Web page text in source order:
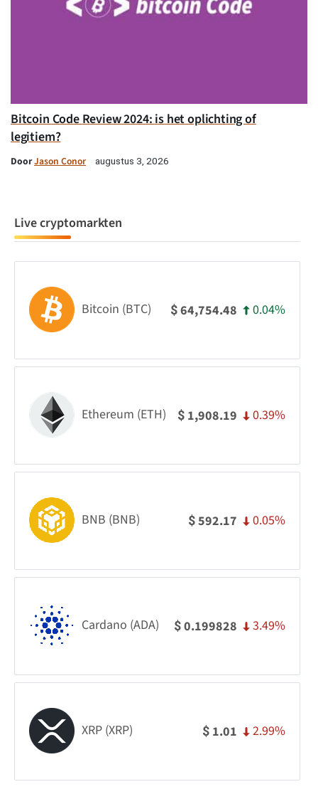
Bitcoin Code Review 2024: is het oplichting of
legitiem?
DoorJason Conor augustus 3, 2026
Live cryptomarkten
Bitcoin (BTC) $64,754.48 0.04%
Ethereum (ETH) $ 1,908.19 0.39%
BNB (BNB) $592.17 0.05%
Cardano (ADA) $0.199828 3.49%
XRP (XRP) $ 1.01 2.99%